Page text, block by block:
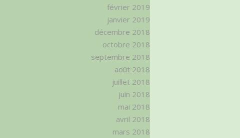
février 2019
janvier 2019
décembre 2018
octobre 2018
septembre 2018
août 2018
juillet 2018
juin 2018
mai 2018
avril 2018
mars 2018